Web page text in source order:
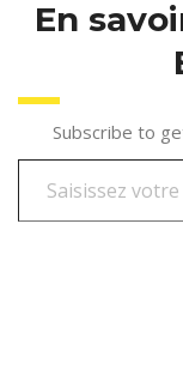
En
Subscribe to